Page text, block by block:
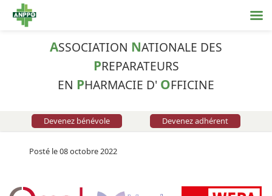
ASSOCIATION NATIONALE DES
PREPARATEURS
EN PHARMACIE D' OFFICINE
Devenez bénévole Devenez adhérent
Posté le 08 octobre 2022